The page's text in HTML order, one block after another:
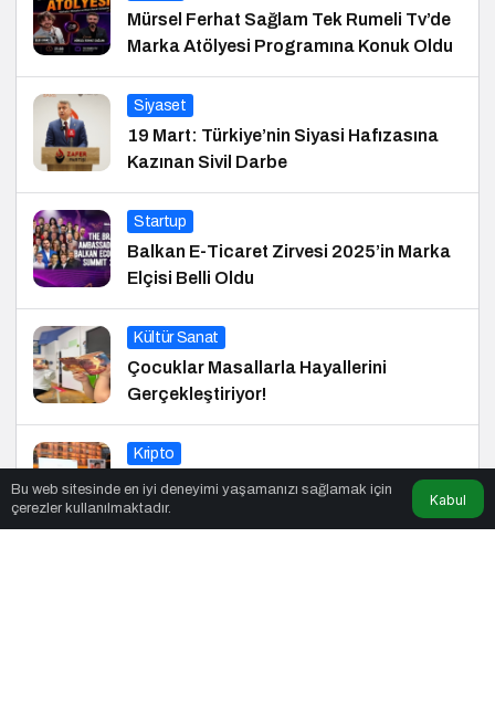
Mürsel Ferhat Sağlam Tek Rumeli Tv’de
Marka Atölyesi Programına Konuk Oldu
Siyaset
19 Mart: Türkiye’nin Siyasi Hafızasına
Kazınan Sivil Darbe
Startup
Balkan E-Ticaret Zirvesi 2025’in Marka
Elçisi Belli Oldu
Kültür Sanat
Çocuklar Masallarla Hayallerini
Gerçekleştiriyor!
Kripto
Türkiye’deki Kripto Ekosistemiyle İlk
Buluşma
Bu web sitesinde en iyi deneyimi yaşamanızı sağlamak için
çerezler kullanılmaktadır.
Kabul